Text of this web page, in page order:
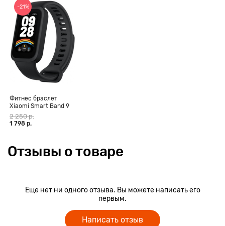
-21%
Фитнес браслет
Xiaomi Smart Band 9
Active, чёрный
2 250 р.
1 798 р.
Отзывы о товаре
Еще нет ни одного отзыва. Вы можете написать его
первым.
Написать отзыв